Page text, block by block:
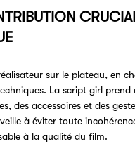
sur le plateau, en
La script girl prend
des accessoires et des
à éviter toute
à la qualité du film.